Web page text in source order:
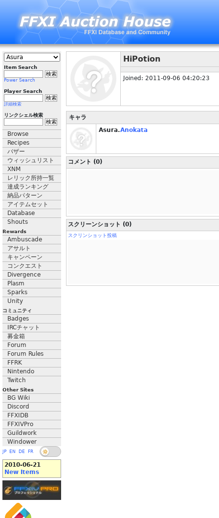
Item Search
Power Search
Player Search
詳細検索
リンクシェル検索
Browse
Recipes
バザー
ウィッシュリスト
XNM
レリック所持一覧
達成ランキング
納品パターン
アイテムセット
Database
Shouts
Rewards
Ambuscade
アサルト
キャンペーン
コンクエスト
Divergence
Plasm
Sparks
Unity
コミュニティ
Badges
IRCチャット
募金箱
Forum
Forum Rules
FFRK
Nintendo
Twitch
Other Sites
BG Wiki
Discord
FFXIDB
FFXIVPro
Guildwork
Windower
JP EN DE FR
2010-06-21
New Items
HiPotion
Joined: 2011-09-06 04:20:23
キャラ
Asura.Anokata
コメント (0)
スクリーンショット (0)
スクリンショット投稿